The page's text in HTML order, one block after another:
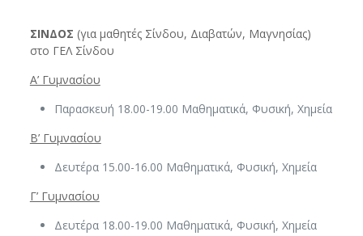
ΣΙΝΔΟΣ (για μαθητές Σίνδου, Διαβατών, Μαγνησίας)
στο ΓΕΛ Σίνδου
Α’ Γυμνασίου
Παρασκευή 18.00-19.00 Μαθηματικά, Φυσική, Χημεία
Β’ Γυμνασίου
Δευτέρα 15.00-16.00 Μαθηματικά, Φυσική, Χημεία
Γ’ Γυμνασίου
Δευτέρα 18.00-19.00 Μαθηματικά, Φυσική, Χημεία